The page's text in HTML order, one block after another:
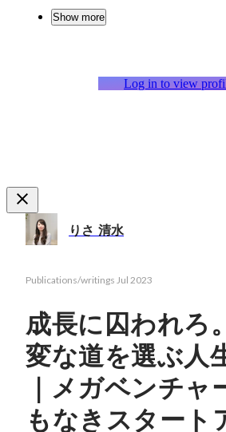
Show more
Log in to view
りさ 清水
Publications/writings Jul 2023
成長に囚われろ
変な道を選ぶ人
｜メガベンチャ
もなきスタート